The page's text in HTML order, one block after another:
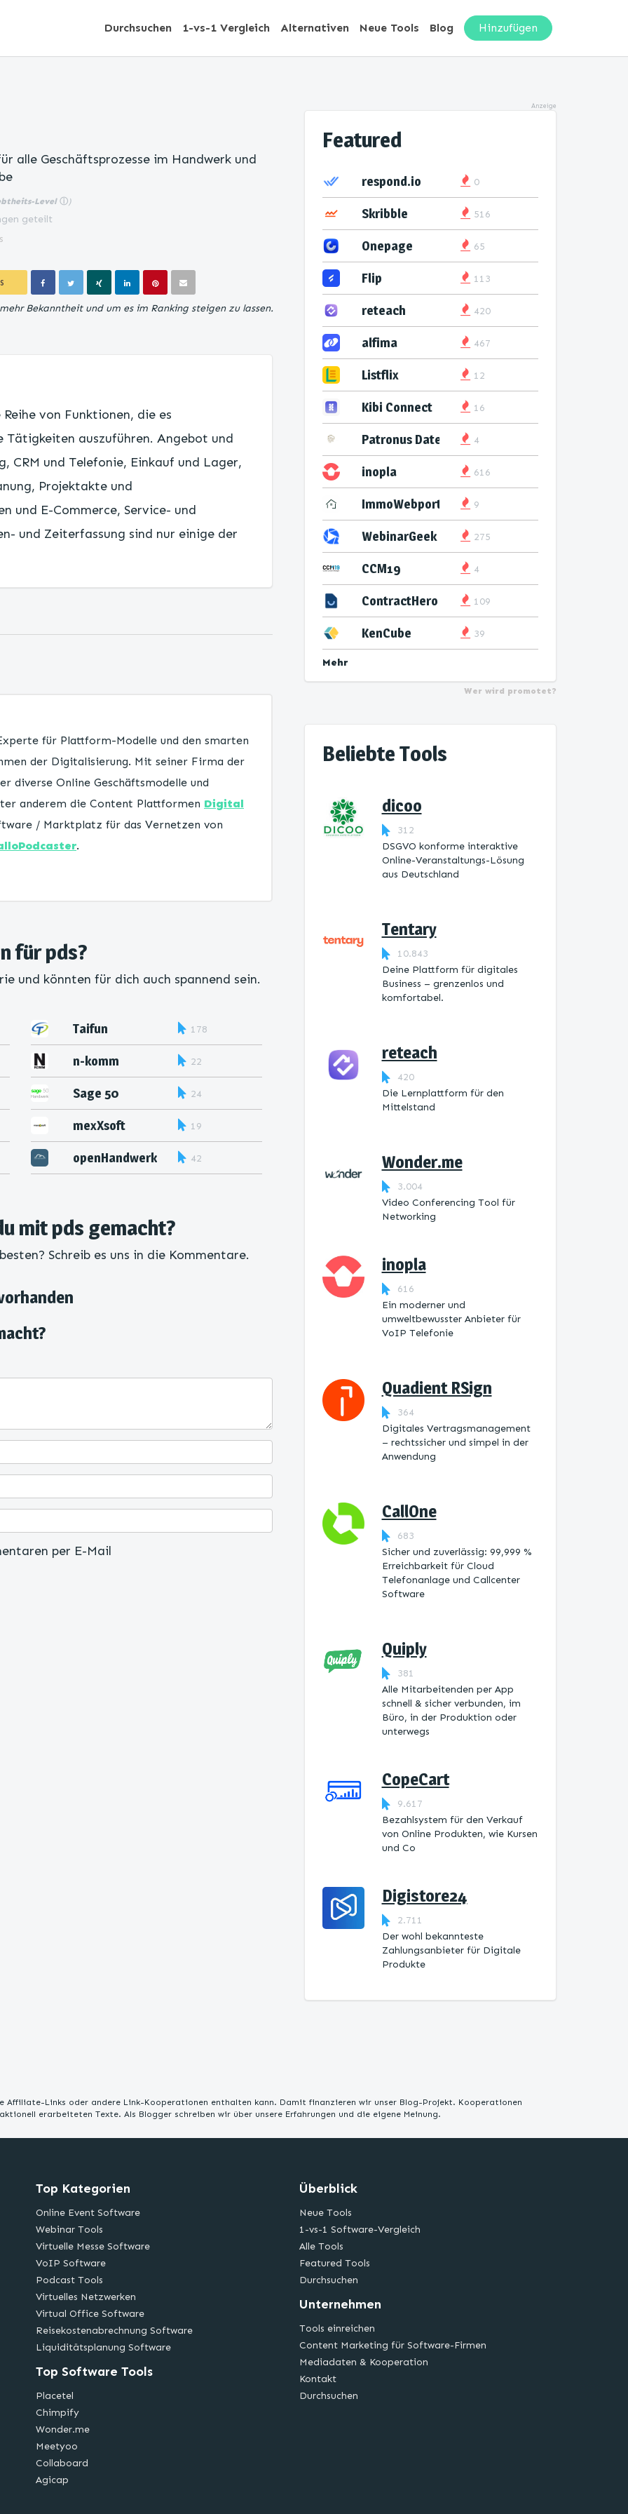
Durchsuchen 1-vs-1 Vergleich Alternativen Neue Tools Blog Hinzufügen
alle Geschäftsprozesse im Handwerk und
Level ⓘ)
geteilt
Bekanntheit und um es im Ranking steigen zu lassen.
von Funktionen, die es
Tätigkeiten auszuführen. Angebot und
CRM und Telefonie, Einkauf und Lager,
Projektakte und
und E-Commerce, Service- und
und Zeiterfassung sind nur einige der
für Plattform-Modelle und den smarten
der Digitalisierung. Mit seiner Firma der
diverse Online Geschäftsmodelle und
anderem die Content Plattformen Digital
/ Marktplatz für das Vernetzen von
.
für pds?
und könnten für dich auch spannend sein.
Taifun 178
n-komm
Digitale
Bauakte
22
Sage 50
Handwerk
24
mexXsoft 19
openHandwerk 42
mit pds gemacht?
Schreib es uns in die Kommentare.
per E-Mail
Anzeige
Featured
respond.io 0
Skribble 516
Onepage 65
Flip 113
reteach 420
alfima 467
Listflix 12
Kibi Connect 16
Patronus Datenservice
4
inopla 616
ImmoWebport 9
WebinarGeek 275
CCM19 4
ContractHero 109
KenCube 39
Mehr
Wer wird promotet?
Beliebte Tools
dicoo
312
DSGVO konforme interaktive
Online-Veranstaltungs-Lösung
aus Deutschland
Tentary
10.843
Deine Plattform für digitales
Business – grenzenlos und
komfortabel.
reteach
420
Die Lernplattform ​für den
Mittelstand
Wonder.me
3.004
Video Conferencing Tool für
Networking
inopla
616
Ein moderner und
umweltbewusster Anbieter für
VoIP Telefonie
Quadient RSign
364
Digitales Vertragsmanagement
– rechtssicher und simpel in der
Anwendung
CallOne
683
Sicher und zuverlässig: 99,999 %
Erreichbarkeit für Cloud
Telefonanlage und Callcenter
Software
Quiply
381
Alle Mitarbeitenden per App
schnell & sicher verbunden, im
Büro, in der Produktion oder
unterwegs
CopeCart
9.617
Bezahlsystem für den Verkauf
von Online Produkten, wie Kursen
und Co
Digistore24
2.711
Der wohl bekannteste
Zahlungsanbieter für Digitale
Produkte
Affiliate-Links oder andere Link-Kooperationen enthalten kann. Damit finanzieren wir unser Blog-Projekt. Kooperationen
erarbeiteten Texte. Als Blogger schreiben wir über unsere Erfahrungen und die eigene Meinung.
Top Kategorien
Online Event Software
Webinar Tools
Virtuelle Messe Software
VoIP Software
Podcast Tools
Virtuelles Netzwerken
Virtual Office Software
Reisekostenabrechnung Software
Liquiditätsplanung Software
Top Software Tools
Placetel
Chimpify
Wonder.me
Meetyoo
Collaboard
Agicap
Überblick
Neue Tools
1-vs-1 Software-Vergleich
Alle Tools
Featured Tools
Durchsuchen
Unternehmen
Tools einreichen
Content Marketing für Software-Firmen
Mediadaten & Kooperation
Kontakt
Durchsuchen